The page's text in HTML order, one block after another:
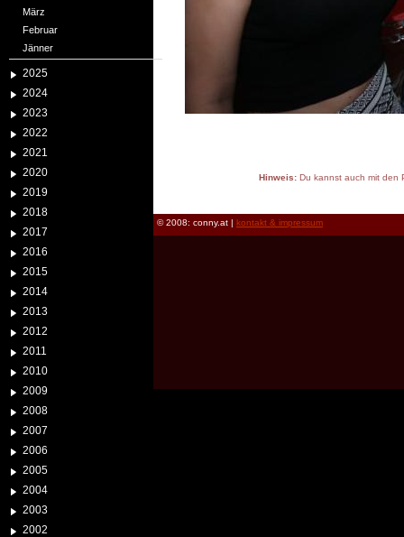
März
Februar
Jänner
2025
2024
2023
2022
2021
2020
2019
2018
2017
2016
2015
2014
2013
2012
2011
2010
2009
2008
2007
2006
2005
2004
2003
2002
Hinweis:Du kannst auch mit den
© 2008: conny.at | kontakt & impressum